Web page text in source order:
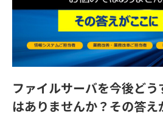
ファイルサーバを今後ど
はありませんか？その答